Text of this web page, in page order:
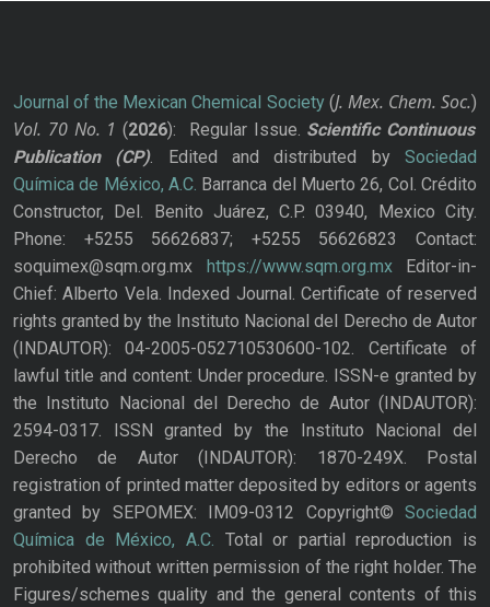
Journal of the Mexican Chemical Society(J. Mex. Chem. Soc.)
Vol. 70 No. 1 (2026): Regular Issue. Scientific Continuous
Publication
(CP). Edited and distributed bySociedad
Química de México, A.C. Barranca del Muerto 26, Col. Crédito
Constructor, Del. Benito Juárez, C.P. 03940, Mexico City.
Phone: +5255 56626837; +5255 56626823 Contact:
soquimex@sqm.org.mx
https://www.sqm.org.mxEditor-in-
Chief: Alberto Vela. Indexed Journal. Certificate of reserved
rights granted by the Instituto Nacional del Derecho de Autor
(INDAUTOR): 04-2005-052710530600-102. Certificate of
lawful title and content: Under procedure. ISSN-e granted by
the Instituto Nacional del Derecho de Autor (INDAUTOR):
2594-0317. ISSN granted by the Instituto Nacional del
Derecho de Autor (INDAUTOR): 1870-249X. Postal
registration of printed matter deposited by editors or agents
granted by SEPOMEX: IM09-0312 Copyright© Sociedad
Química de México, A.C. Total or partial reproduction is
prohibited without written permission of the right holder. The
Figures/schemes quality and the general contents of this